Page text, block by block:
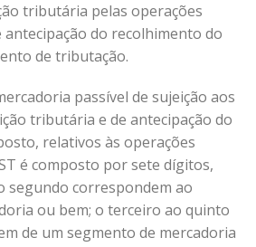
tributária pelas operações
do recolhimento do
de tributação.
passível de sujeição aos
tributária e de antecipação do
relativos às operações
é composto por sete dígitos,
segundo correspondem ao
ou bem; o terceiro ao quinto
de um segmento de mercadoria